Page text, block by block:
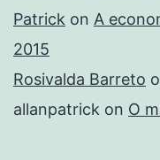
Patrick on A
2015
Rosivalda Barreto
allanpatrick on O